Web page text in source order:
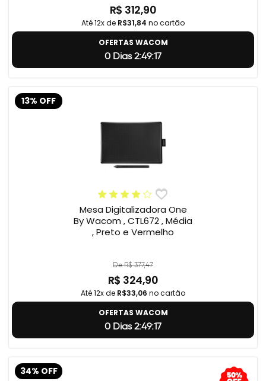
R$ 312,90
Até 12x de R$31,84 no cartão
OFERTAS WACOM
0 Dias 2:49:17
13% OFF
Mesa Digitalizadora One
By Wacom , CTL672 , Média
, Preto e Vermelho
De R$ 377,47
R$ 324,90
Até 12x de R$33,06 no cartão
OFERTAS WACOM
0 Dias 2:49:17
34% OFF